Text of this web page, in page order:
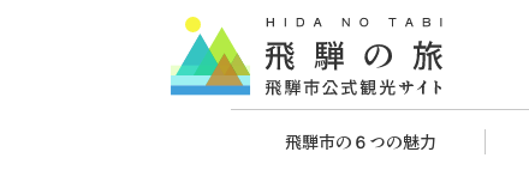
飛騨市の６つの魅力